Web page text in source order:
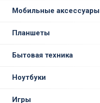
Мобильные аксессуары
Планшеты
Бытовая техника
Ноутбуки
Игры